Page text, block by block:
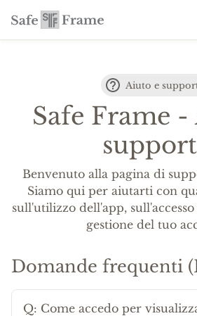
Aiuto e
Safe Frame
Benvenuto alla pagina di
Siamo qui per aiutarti con
sull'utilizzo dell'app,
gestione del tuo
Domande frequenti
Q: Come accedo per